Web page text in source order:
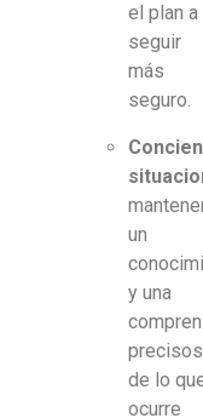
el plan a
seguir
más
seguro.
un
y una
precisos
de lo
ocurre